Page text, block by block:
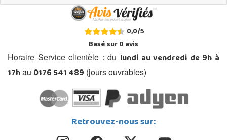
0,0/5
Basé sur0avis
Horaire Service clientèle : du lundi au vendredi de 9h à
17hau 0176 541 489 (jours ouvrables)
Retrouvez-nous sur: